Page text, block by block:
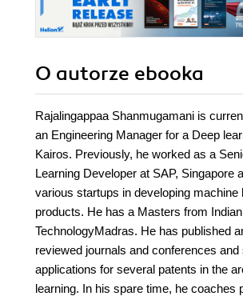
O autorze ebooka
Rajalingappaa Shanmugamani is
an Engineering Manager for a Deep
Kairos. Previously, he worked as a
Learning Developer at SAP, Singapore
various startups in developing machine
products. He has a Masters from
TechnologyMadras. He has published
reviewed journals and conferences and
applications for several patents in the
learning. In his spare time, he coaches